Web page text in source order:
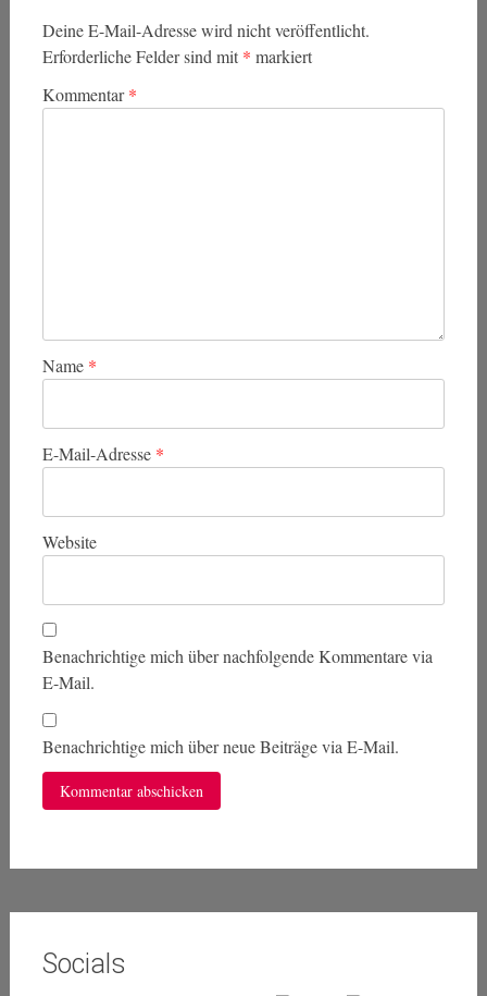
Deine E-Mail-Adresse wird nicht veröffentlicht.
Erforderliche Felder sind mit * markiert
Kommentar*
Name *
E-Mail-Adresse *
Website
Benachrichtige mich über nachfolgende Kommentare via
E-Mail.
Benachrichtige mich über neue Beiträge via E-Mail.
Socials